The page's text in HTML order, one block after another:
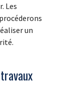
Les
un